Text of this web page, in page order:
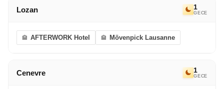
Lozan 1
GECE
AFTERWORK Hotel Mövenpick Lausanne
Cenevre 1
GECE